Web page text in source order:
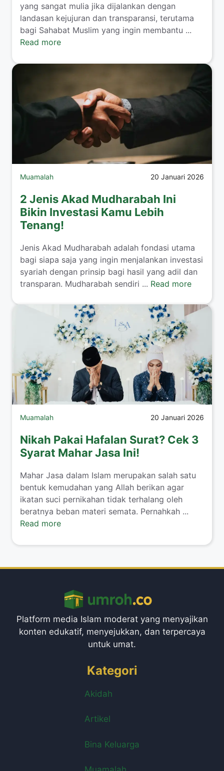
yang sangat mulia jika dijalankan dengan
landasan kejujuran dan transparansi, terutama
bagi Sahabat Muslim yang ingin membantu ...
Read more
Muamalah 20 Januari 2026
2 Jenis Akad Mudharabah Ini
Bikin Investasi Kamu Lebih
Tenang!
​Jenis Akad Mudharabah adalah fondasi utama
bagi siapa saja yang ingin menjalankan investasi
syariah dengan prinsip bagi hasil yang adil dan
transparan. Mudharabah sendiri ... Read more
Muamalah 20 Januari 2026
Nikah Pakai Hafalan Surat? Cek 3
Syarat Mahar Jasa Ini!
​Mahar Jasa dalam Islam merupakan salah satu
bentuk kemudahan yang Allah berikan agar
ikatan suci pernikahan tidak terhalang oleh
beratnya beban materi semata. Pernahkah ...
Read more
Platform media Islam moderat yang menyajikan
konten edukatif, menyejukkan, dan terpercaya
untuk umat.
Kategori
Akidah
Artikel
Bina Keluarga